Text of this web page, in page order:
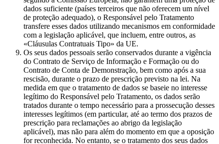
dados suficiente (países terceiros que não oferecem um nível
de proteção adequado), o Responsável pelo Tratamento
transfere esses dados utilizando mecanismos em conformidade
com a legislação aplicável, que incluem, entre outros, as
«Cláusulas Contratuais Tipo» da UE.
Os seus dados pessoais serão conservados durante a vigência
do Contrato de Serviço de Informação e Formação ou do
Contrato de Conta de Demonstração, bem como após a sua
rescisão, durante o prazo de prescrição previsto na lei. Na
medida em que o tratamento de dados se baseie no interesse
legítimo do Responsável pelo Tratamento, os dados serão
tratados durante o tempo necessário para a prossecução desses
interesses legítimos (em particular, até ao termo dos prazos de
prescrição para reclamações ao abrigo da legislação
aplicável), mas não para além do momento em que a oposição
for reconhecida. No entanto, se o tratamento dos seus dados